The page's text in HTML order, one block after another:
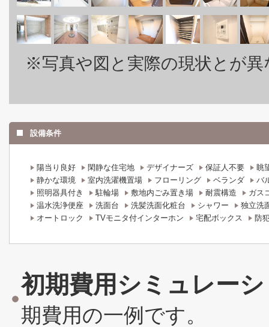
※写真や図と実際の現状とが
設備条件
陽当り良好 閑静な住宅地 デザイナーズ 保証人不要
眺
静かな環境
室内洗濯機置場 フローリング ベランダ
バ
照明器具付き
駐輪場 敷地内ごみ置き場 耐震構造
ガス
温水洗浄便座
洗面台 洗髪洗面化粧台 シャワー
独立洗
オートロック
TVモニタ付インターホン 宅配ボックス 防
初期費用シミュレー
期費用の一例です。